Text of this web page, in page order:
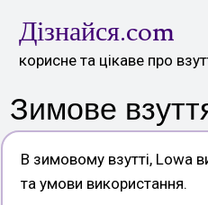
Дізнайся.com
корисне та цікаве про
Зимове
В зимовому взутті, Lowa
та умови використання.